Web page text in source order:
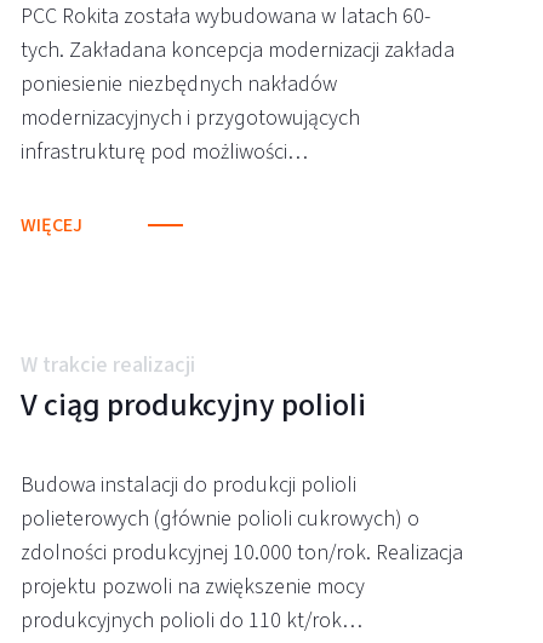
PCC Rokita została wybudowana w latach 60-
tych. Zakładana koncepcja modernizacji zakłada
poniesienie niezbędnych nakładów
modernizacyjnych i przygotowujących
infrastrukturę pod możliwości…
WIĘCEJ
W trakcie realizacji
V ciąg produkcyjny polioli
Budowa instalacji do produkcji polioli
polieterowych (głównie polioli cukrowych) o
zdolności produkcyjnej 10.000 ton/rok. Realizacja
projektu pozwoli na zwiększenie mocy
produkcyjnych polioli do 110 kt/rok…